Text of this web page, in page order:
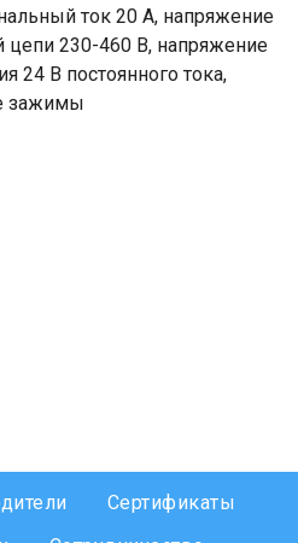
ток 20 А, напряжение
цепи 230-460 В, напряжение
24 В постоянного тока,
зажимы
Сертификаты